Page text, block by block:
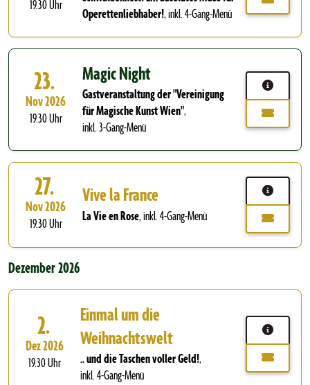
19.30 Uhr
Operettenliebhaber!,inkl. 4-Gang-Menü
23.
Nov 2026
19.30 Uhr
Magic Night
Gastveranstaltung der "Vereinigung
für Magische Kunst Wien",
inkl. 3-Gang-Menü
27.
Nov 2026
19.30 Uhr
Vive la France
La Vie en Rose,inkl. 4-Gang-Menü
Dezember 2026
2.
Dez 2026
19.30 Uhr
Einmal um die
Weihnachtswelt
.. und die Taschen voller Geld!,
inkl. 4-Gang-Menü